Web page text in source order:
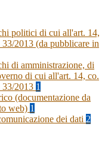
politici di cui all'art. 14,
2013 (da pubblicare in
di amministrazione, di
di cui all'art. 14, co.
33/2013 1
(documentazione da
web) 1
dei dati 2